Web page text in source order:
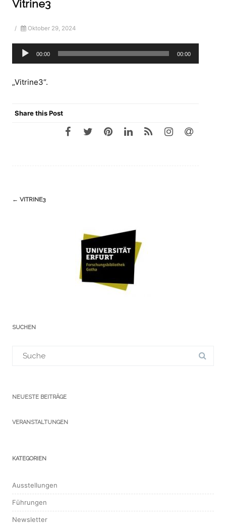
Vitrine3
/ Oktober 29, 2024
Audio-
Player
00:00 00:00
„Vitrine3“.
Share this Post
Navigation
← VITRINE3
SUCHEN
für:
NEUESTE BEITRÄGE
VERANSTALTUNGEN
KATEGORIEN
Ausstellungen
Führungen
Newsletter